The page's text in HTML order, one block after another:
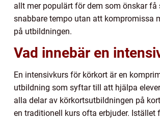
allt mer populärt för dem som önskar få
snabbare tempo utan att kompromissa
på utbildningen.
Vad innebär en
En intensivkurs för körkort är en
utbildning som syftar till att hjälpa
alla delar av körkortsutbildningen på
en traditionell kurs ofta erbjuder. Istället